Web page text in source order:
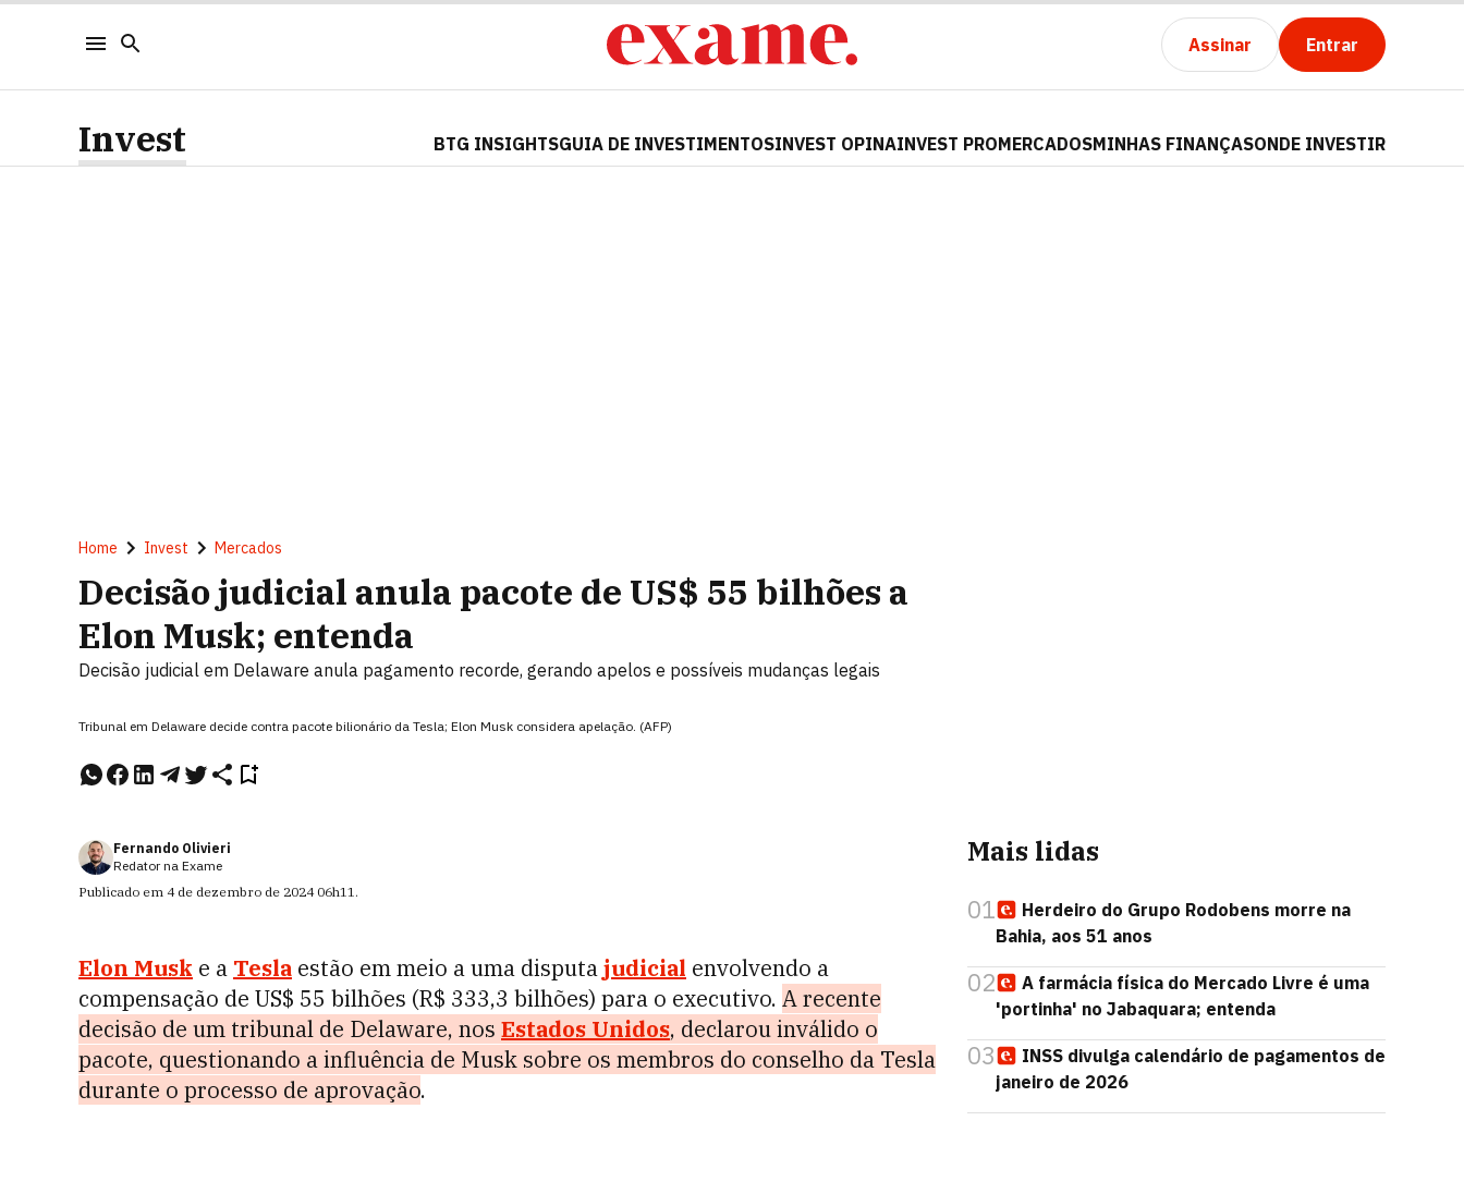
Assinar Entrar
Invest BTG INSIGHTSGUIA DE INVESTIMENTOSINVEST OPINAINVEST PROMERCADOSMINHAS FINANÇASONDE INVESTIR
Home Invest Mercados
Decisão judicial anula pacote de US$ 55 bilhões a
Elon Musk; entenda
Decisão judicial em Delaware anula pagamento recorde, gerando apelos e possíveis mudanças legais
Tribunal em Delaware decide contra pacote bilionário da Tesla; Elon Musk considera apelação. (AFP)
Fernando Olivieri
Redator na Exame
Publicado em 4 de dezembro de 2024 06h11.
Elon Musk e a Tesla estão em meio a uma disputajudicial envolvendo a
compensação de US$ 55 bilhões (R$ 333,3 bilhões) para o executivo. A recente
decisão de um tribunal de Delaware, nos Estados Unidos, declarou inválido o
pacote, questionando a influência de Musk sobre os membros do conselho da Tesla
durante o processo de aprovação.
Mais lidas
01
Herdeiro do Grupo Rodobens morre na
Bahia, aos 51 anos
02
A farmácia física do Mercado Livre é uma
'portinha' no Jabaquara; entenda
03
INSS divulga calendário de pagamentos de
janeiro de 2026